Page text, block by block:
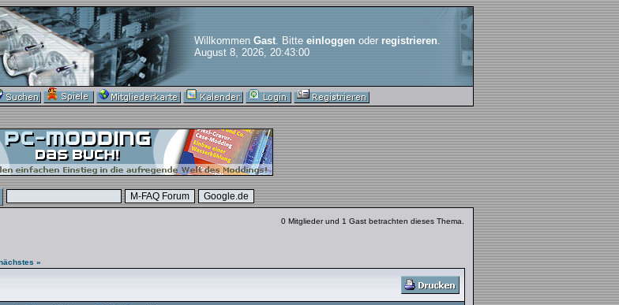
Willkommen Gast. Bitte einloggenoder registrieren.
August 8, 2026, 20:43:00
»
0 Mitglieder und 1 Gast betrachten dieses Thema.